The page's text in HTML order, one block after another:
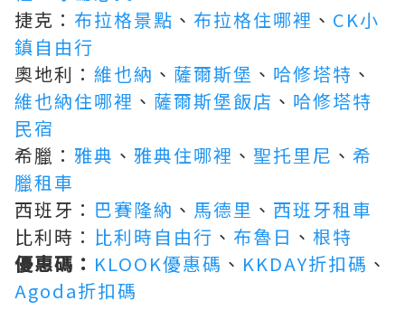
捷克： 布拉格景點 、 布拉格住哪裡 、 CK小
鎮自由行
奧地利： 維也納 、 薩爾斯堡 、 哈修塔特 、
維也納住哪裡 、 薩爾斯堡飯店 、 哈修塔特
民宿
希臘： 雅典 、 雅典住哪裡 、 聖托里尼 、 希
臘租車
西班牙： 巴賽隆納 、 馬德里 、 西班牙租車
比利時： 比利時自由行 、 布魯日 、 根特
優惠碼： KLOOK優惠碼 、 KKDAY折扣碼 、
Agoda折扣碼